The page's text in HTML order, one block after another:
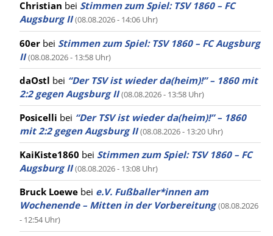
Christian bei Stimmen zum Spiel: TSV 1860 – FC
Augsburg II (08.08.2026 - 14:06 Uhr)
60er bei Stimmen zum Spiel: TSV 1860 – FC Augsburg
II (08.08.2026 - 13:58 Uhr)
daOstl bei “Der TSV ist wieder da(heim)!” – 1860 mit
2:2 gegen Augsburg II (08.08.2026 - 13:58 Uhr)
Posicelli bei “Der TSV ist wieder da(heim)!” – 1860
mit 2:2 gegen Augsburg II (08.08.2026 - 13:20 Uhr)
KaiKiste1860 bei Stimmen zum Spiel: TSV 1860 – FC
Augsburg II (08.08.2026 - 13:08 Uhr)
Bruck Loewe bei e.V. Fußballer*innen am
Wochenende – Mitten in der Vorbereitung (08.08.2026
- 12:54 Uhr)